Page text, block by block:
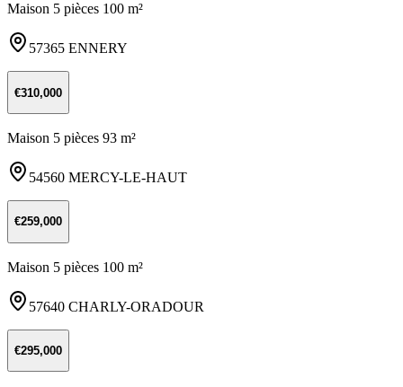
Maison 5 pièces 100 m²
57365 ENNERY
€310,000
Maison 5 pièces 93 m²
54560 MERCY-LE-HAUT
€259,000
Maison 5 pièces 100 m²
57640 CHARLY-ORADOUR
€295,000